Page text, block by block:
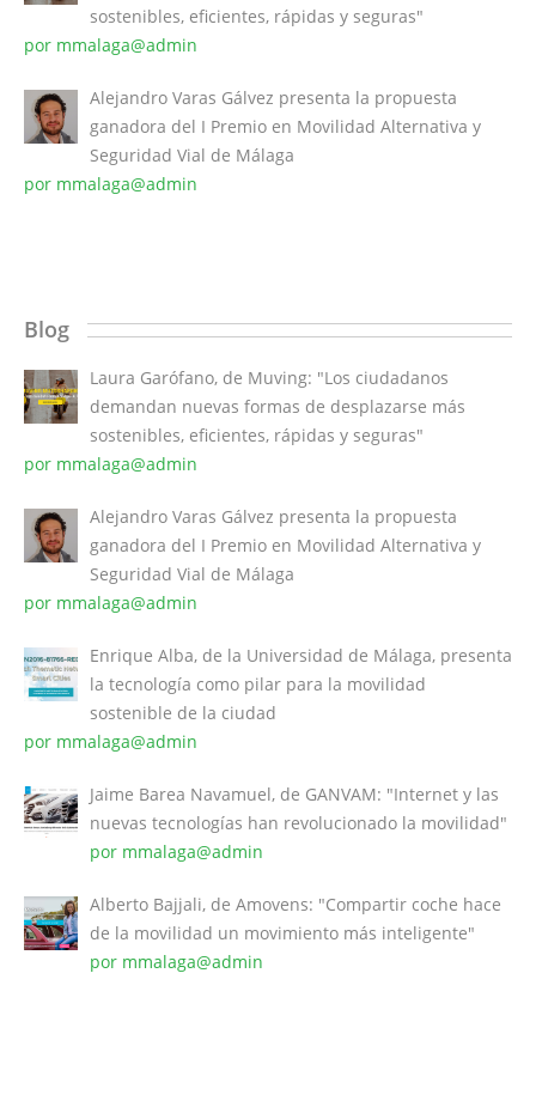
sostenibles, eficientes, rápidas y seguras"
por mmalaga@admin
Alejandro Varas Gálvez presenta la propuesta
ganadora del I Premio en Movilidad Alternativa y
Seguridad Vial de Málaga
por mmalaga@admin
Blog
Laura Garófano, de Muving: "Los ciudadanos
demandan nuevas formas de desplazarse más
sostenibles, eficientes, rápidas y seguras"
por mmalaga@admin
Alejandro Varas Gálvez presenta la propuesta
ganadora del I Premio en Movilidad Alternativa y
Seguridad Vial de Málaga
por mmalaga@admin
Enrique Alba, de la Universidad de Málaga, presenta
la tecnología como pilar para la movilidad
sostenible de la ciudad
por mmalaga@admin
Jaime Barea Navamuel, de GANVAM: "Internet y las
nuevas tecnologías han revolucionado la movilidad"
por mmalaga@admin
Alberto Bajjali, de Amovens: "Compartir coche hace
de la movilidad un movimiento más inteligente"
por mmalaga@admin